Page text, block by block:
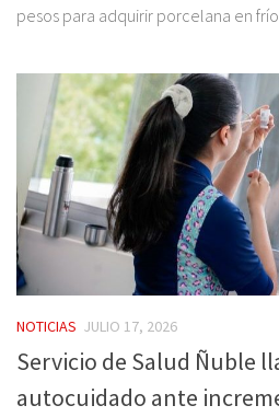
pesos para adquirir porcelana en frío,
NOTICIAS JULIO 17, 2026
Servicio de Salud Ñuble
autocuidado ante